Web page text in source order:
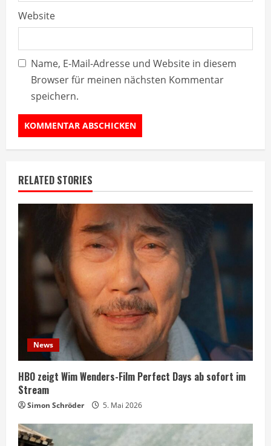
Website
Name, E-Mail-Adresse und Website in diesem
Browser für meinen nächsten Kommentar
speichern.
RELATED STORIES
News
HBO zeigt Wim Wenders-Film Perfect Days ab sofort im
Stream
Simon Schröder 5. Mai 2026